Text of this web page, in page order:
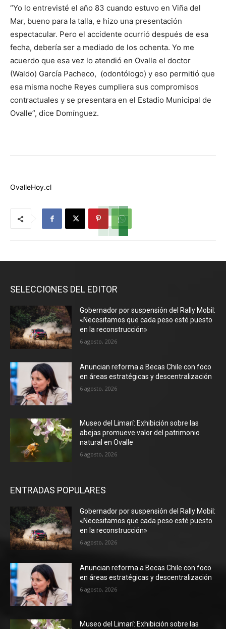
“Yo lo entrevisté el año 83 cuando estuvo en Viña del
Mar, bueno para la talla, e hizo una presentación
espectacular. Pero el accidente ocurrió después de esa
fecha, debería ser a mediado de los ochenta. Yo me
acuerdo que esa vez lo atendió en Ovalle el doctor
(Waldo) García Pacheco, (odontólogo) y eso permitió que
esa misma noche Reyes cumpliera sus compromisos
contractuales y se presentara en el Estadio Municipal de
Ovalle”, dice Domínguez.
OvalleHoy.cl
SELECCIONES DEL EDITOR
Gobernador por suspensión del Rally Mobil:
«Necesitamos que cada peso esté puesto
en la reconstrucción»
6 agosto, 2026
Anuncian reforma a Becas Chile con foco
en áreas estratégicas y descentralización
6 agosto, 2026
Museo del Limarí: Exhibición sobre las
abejas promueve valor del patrimonio
natural en Ovalle
6 agosto, 2026
ENTRADAS POPULARES
Gobernador por suspensión del Rally Mobil:
«Necesitamos que cada peso esté puesto
en la reconstrucción»
6 agosto, 2026
Anuncian reforma a Becas Chile con foco
en áreas estratégicas y descentralización
6 agosto, 2026
Museo del Limarí: Exhibición sobre las